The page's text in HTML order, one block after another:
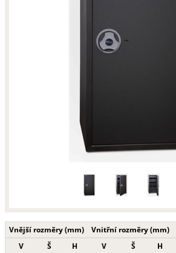
Vnější rozměry (mm) Vnitřní rozměry (mm)
V
Š H V Š H